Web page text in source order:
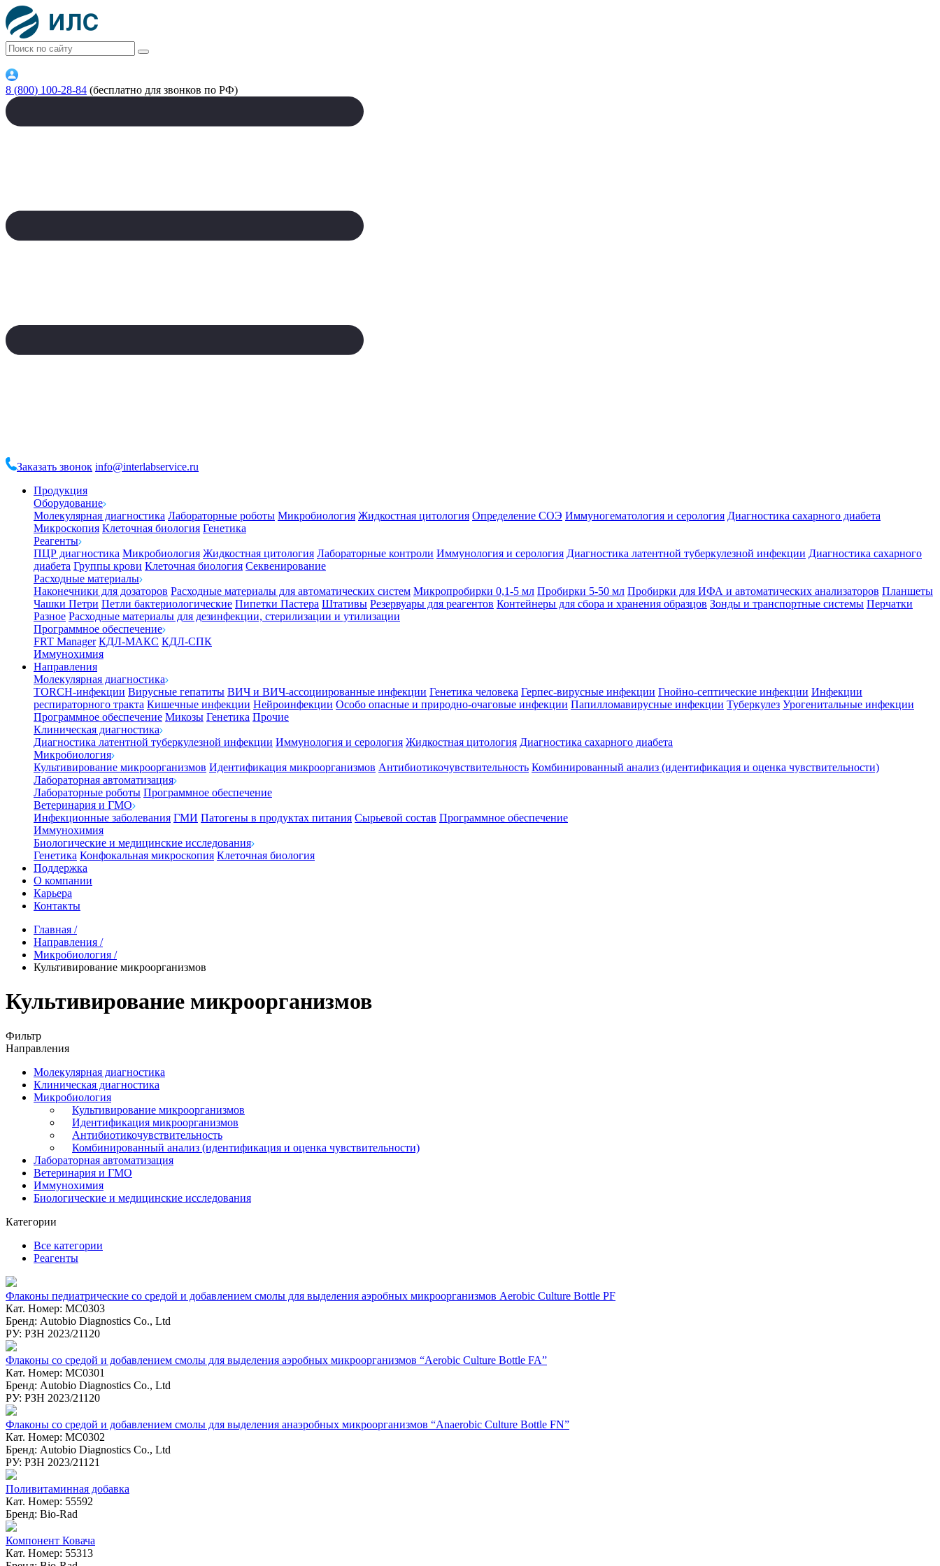
8 (800) 100-28-84 (бесплатно для звонков по РФ)
Заказать звонок info@interlabservice.ru
Продукция
Оборудование
Молекулярная диагностика Лабораторные роботы Микробиология Жидкостная цитология Определение СОЭ Иммуногематология и серология Диагностика сахарного диабета
Микроскопия Клеточная биология Генетика
Реагенты
ПЦР диагностика Микробиология Жидкостная цитология Лабораторные контроли Иммунология и серология Диагностика латентной туберкулезной инфекции Диагностика сахарного
диабета Группы крови Клеточная биология Секвенирование
Расходные материалы
Наконечники для дозаторов Расходные материалы для автоматических систем Микропробирки 0,1-5 мл Пробирки 5-50 мл Пробирки для ИФА и автоматических анализаторов Планшеты
Чашки Петри Петли бактериологические Пипетки Пастера Штативы Резервуары для реагентов Контейнеры для сбора и хранения образцов Зонды и транспортные системы Перчатки
Разное Расходные материалы для дезинфекции, стерилизации и утилизации
Программное обеспечение
FRT Manager КДЛ-МАКС КДЛ-СПК
Иммунохимия
Направления
Молекулярная диагностика
TORCH-инфекции Вирусные гепатиты ВИЧ и ВИЧ-ассоциированные инфекции Генетика человека Герпес-вирусные инфекции Гнойно-септические инфекции Инфекции
респираторного тракта Кишечные инфекции Нейроинфекции Особо опасные и природно-очаговые инфекции Папилломавирусные инфекции Туберкулез Урогенитальные инфекции
Программное обеспечение Микозы Генетика Прочие
Клиническая диагностика
Диагностика латентной туберкулезной инфекции Иммунология и серология Жидкостная цитология Диагностика сахарного диабета
Микробиология
Культивирование микроорганизмов Идентификация микроорганизмов Антибиотикочувствительность Комбинированный анализ (идентификация и оценка чувствительности)
Лабораторная автоматизация
Лабораторные роботы Программное обеспечение
Ветеринария и ГМО
Инфекционные заболевания ГМИ Патогены в продуктах питания Сырьевой состав Программное обеспечение
Иммунохимия
Биологические и медицинские исследования
Генетика Конфокальная микроскопия Клеточная биология
Поддержка
О компании
Карьера
Контакты
Главная /
Направления /
Микробиология /
Культивирование микроорганизмов
Культивирование микроорганизмов
Фильтр
Направления
Молекулярная диагностика
Клиническая диагностика
Микробиология
Культивирование микроорганизмов
Идентификация микроорганизмов
Антибиотикочувствительность
Комбинированный анализ (идентификация и оценка чувствительности)
Лабораторная автоматизация
Ветеринария и ГМО
Иммунохимия
Биологические и медицинские исследования
Категории
Все категории
Реагенты
Флаконы педиатрические со средой и добавлением смолы для выделения аэробных микроорганизмов Aerobic Culture Bottle PF
Кат. Номер: MC0303
Бренд: Autobio Diagnostics Co., Ltd
РУ: РЗН 2023/21120
Флаконы со средой и добавлением смолы для выделения аэробных микроорганизмов “Aerobic Culture Bottle FA”
Кат. Номер: MC0301
Бренд: Autobio Diagnostics Co., Ltd
РУ: РЗН 2023/21120
Флаконы со средой и добавлением смолы для выделения анаэробных микроорганизмов “Anaerobic Culture Bottle FN”
Кат. Номер: MC0302
Бренд: Autobio Diagnostics Co., Ltd
РУ: РЗН 2023/21121
Поливитаминная добавка
Кат. Номер: 55592
Бренд: Bio-Rad
Компонент Ковача
Кат. Номер: 55313